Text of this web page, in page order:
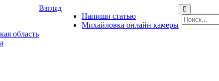
область
Взгляд
Напиши статью
Михайловка онлайн камеры